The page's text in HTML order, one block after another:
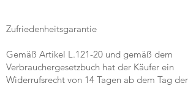
Zufriedenheitsgarantie
Gemäß Artikel L.121-20 und gemäß dem
Verbrauchergesetzbuch hat der Käufer ein
Widerrufsrecht von 14 Tagen ab dem Tag der